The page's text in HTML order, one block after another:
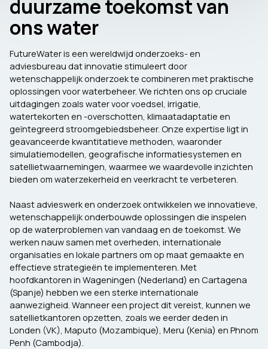
duurzame toekomst van
ons water
FutureWater is een wereldwijd onderzoeks- en
adviesbureau dat innovatie stimuleert door
wetenschappelijk onderzoek te combineren met praktische
oplossingen voor waterbeheer. We richten ons op cruciale
uitdagingen zoals water voor voedsel, irrigatie,
watertekorten en -overschotten, klimaatadaptatie en
geïntegreerd stroomgebiedsbeheer. Onze expertise ligt in
geavanceerde kwantitatieve methoden, waaronder
simulatiemodellen, geografische informatiesystemen en
satellietwaarnemingen, waarmee we waardevolle inzichten
bieden om waterzekerheid en veerkracht te verbeteren.
Naast advieswerk en onderzoek ontwikkelen we innovatieve,
wetenschappelijk onderbouwde oplossingen die inspelen
op de waterproblemen van vandaag en de toekomst. We
werken nauw samen met overheden, internationale
organisaties en lokale partners om op maat gemaakte en
effectieve strategieën te implementeren. Met
hoofdkantoren in Wageningen (Nederland) en Cartagena
(Spanje) hebben we een sterke internationale
aanwezigheid. Wanneer een project dit vereist, kunnen we
satellietkantoren opzetten, zoals we eerder deden in
Londen (VK), Maputo (Mozambique), Meru (Kenia) en Phnom
Penh (Cambodja).